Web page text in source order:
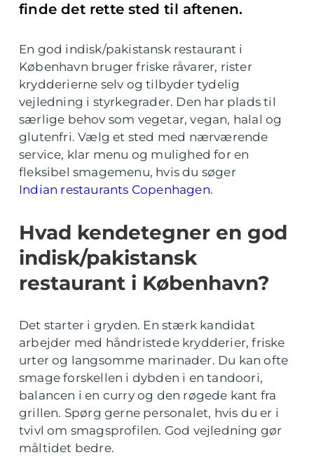
finde det rette sted til aftenen.
En god indisk/pakistansk restaurant i
København bruger friske råvarer, rister
krydderierne selv og tilbyder tydelig
vejledning i styrkegrader. Den har plads til
særlige behov som vegetar, vegan, halal og
glutenfri. Vælg et sted med nærværende
service, klar menu og mulighed for en
fleksibel smagemenu, hvis du søger
Indian restaurants Copenhagen.
Hvad kendetegner en god
indisk/pakistansk
restaurant i København?
Det starter i gryden. En stærk kandidat
arbejder med håndristede krydderier, friske
urter og langsomme marinader. Du kan ofte
smage forskellen i dybden i en tandoori,
balancen i en curry og den røgede kant fra
grillen. Spørg gerne personalet, hvis du er i
tvivl om smagsprofilen. God vejledning gør
måltidet bedre.